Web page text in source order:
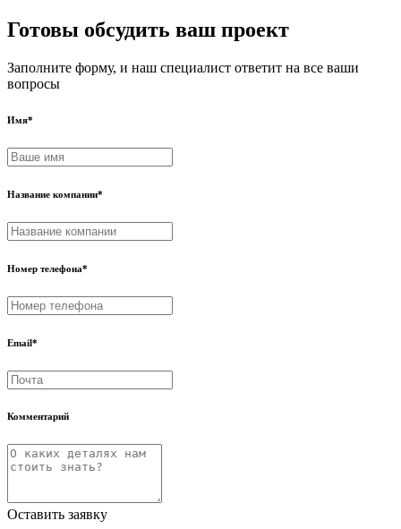
Готовы обсудить ваш проект
Заполните форму, и наш специалист ответит на все ваши
вопросы
Имя*
Название компании*
Номер телефона*
Email*
Комментарий
Оставить заявку